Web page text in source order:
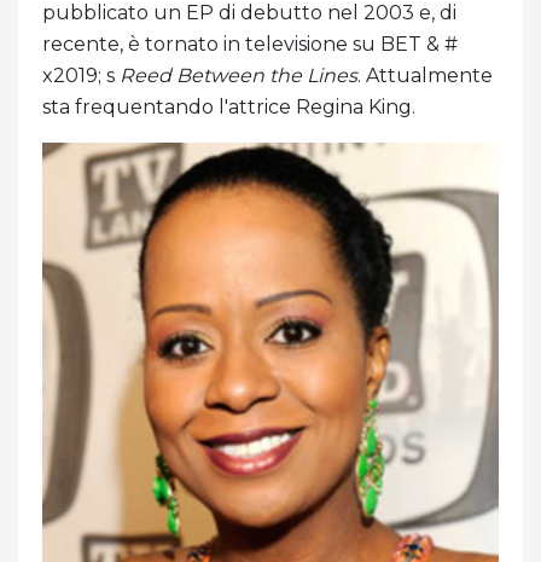
pubblicato un EP di debutto nel 2003 e, di
recente, è tornato in televisione su BET & #
x2019; s Reed Between the Lines. Attualmente
sta frequentando l'attrice Regina King.